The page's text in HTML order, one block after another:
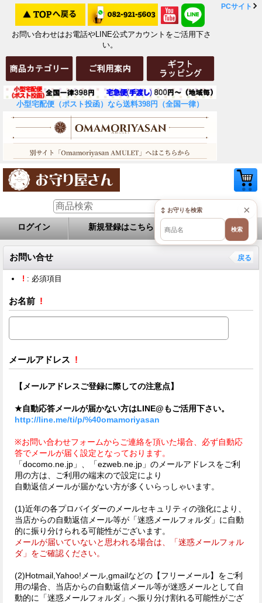
お問い合わせはお電話やLINE公式アカウントをご活用下さ
い。
小型宅配便（ポスト投函）なら送料398円（全国一律）
PCサイト
ログイン 新規登録はこちら お問い合せ
お問い合せ 戻る
! : 必須項目
お名前 !
メールアドレス !
【メールアドレスご登録に際しての注意点】
★自動応答メールが届かない方はLINE@もご活用下さい。
http://line.me/ti/p/%40omamoriyasan
※お問い合わせフォームからご連絡を頂いた場合、必ず自動応
答でメールが届く設定となっております。
「docomo.ne.jp」、「ezweb.ne.jp」のメールアドレスをご利
用の方は、ご利用の端末ので設定により
自動返信メールが届かない方が多くいらっしゃいます。
(1)近年の各プロバイダーのメールセキュリティの強化により、
当店からの自動返信メール等が「迷惑メールフォルダ」に自動
的に振り分けられる可能性がございます。
メールが届いていないと思われる場合は、「迷惑メールフォル
ダ」をご確認ください。
(2)Hotmail,Yahoo!メール,gmailなどの【フリーメール】をご利
用の場合、当店からの自動返信メール等が迷惑メールとして自
動的に「迷惑メールフォルダ」へ振り分け割れる可能性がござ
×
↕ お守りを検索
検索